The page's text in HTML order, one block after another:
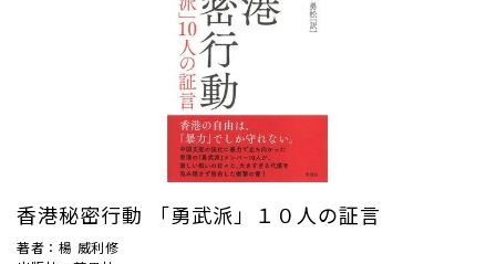
香港秘密行動 「勇武派」１０人の証言
著者：楊 威利修